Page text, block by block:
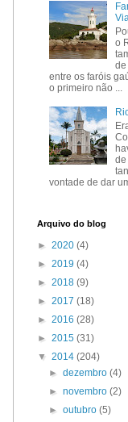
o
de
entre os faróis
o primeiro não ...
de
vontade de dar
Arquivo do blog
► 2020 (4)
► 2019 (4)
► 2018 (9)
► 2017 (18)
► 2016 (28)
► 2015 (31)
▼ 2014 (204)
►dezembro(4)
►novembro(2)
►outubro(5)